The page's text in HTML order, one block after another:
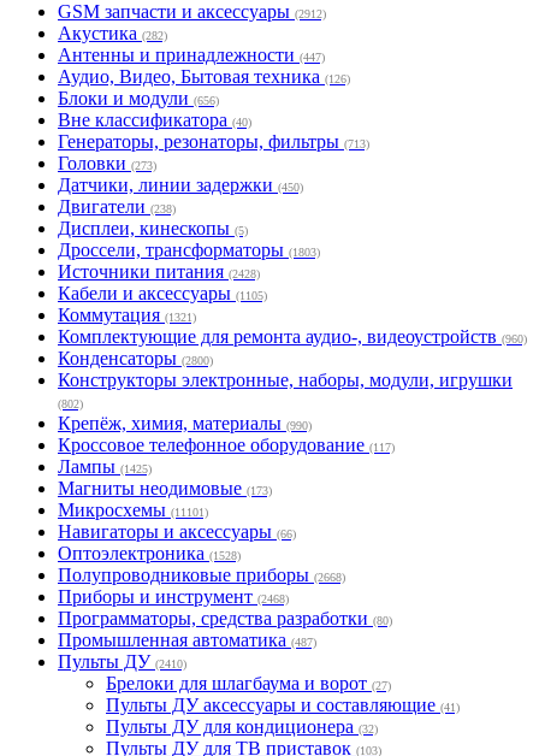
GSM запчасти и аксессуары (2912)
Акустика (282)
Антенны и принадлежности (447)
Аудио, Видео, Бытовая техника (126)
Блоки и модули (656)
Вне классификатора (40)
Генераторы, резонаторы, фильтры (713)
Головки (273)
Датчики, линии задержки (450)
Двигатели (238)
Дисплеи, кинескопы (5)
Дроссели, трансформаторы (1803)
Источники питания (2428)
Кабели и аксессуары (1105)
Коммутация (1321)
Комплектующие для ремонта аудио-, видеоустройств (960)
Конденсаторы (2800)
Конструкторы электронные, наборы, модули, игрушки
(802)
Крепёж, химия, материалы (990)
Кроссовое телефонное оборудование (117)
Лампы (1425)
Магниты неодимовые (173)
Микросхемы (11101)
Навигаторы и аксессуары (66)
Оптоэлектроника (1528)
Полупроводниковые приборы (2668)
Приборы и инструмент (2468)
Программаторы, средства разработки (80)
Промышленная автоматика (487)
Пульты ДУ (2410)
Брелоки для шлагбаума и ворот (27)
Пульты ДУ аксессуары и составляющие (41)
Пульты ДУ для кондиционера (32)
Пульты ДУ для ТВ приставок (103)